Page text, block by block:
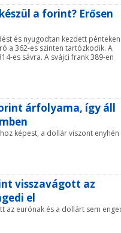
a forint? Erősen
és nyugodtan kezdett pénteken
a 362-es szinten tartózkodik. A
es sávra. A svájci frank 389-en
árfolyama, így áll
képest, a dollár viszont enyhén
visszavágott az
el
az eurónak és a dollárt sem